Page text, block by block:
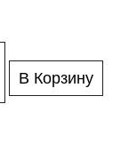
В Корзину